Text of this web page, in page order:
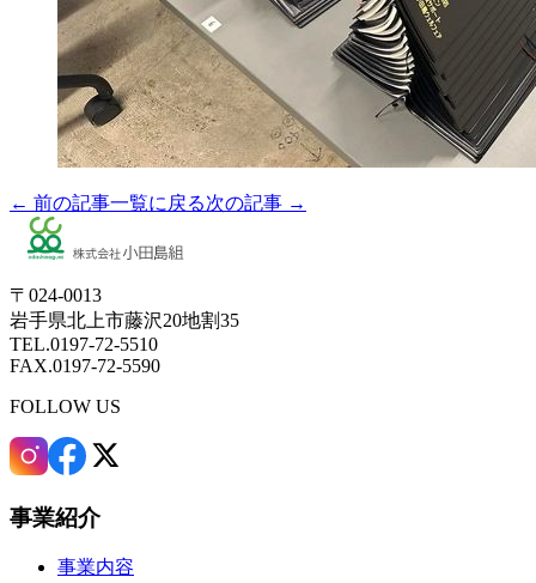
← 前の記事一覧に戻る次の記事 →
〒024-0013
岩手県北上市藤沢20地割35
TEL.0197-72-5510
FAX.0197-72-5590
FOLLOW US
事業紹介
事業内容